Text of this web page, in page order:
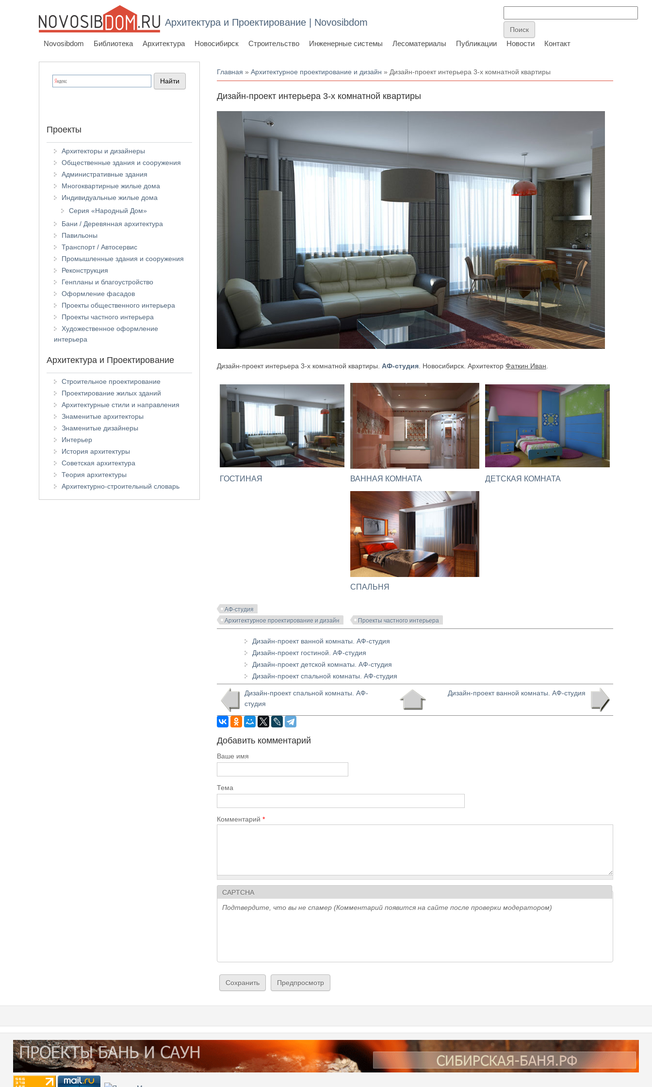
Архитектура и Проектирование | Novosibdom
Novosibdom Библиотека Архитектура Новосибирск Строительство Инженерные системы Лесоматериалы Публикации Новости Контакт
Вы здесь
Главная »Архитектурное проектирование и дизайн » Дизайн-проект интерьера 3-х комнатной квартиры
Дизайн-проект интерьера 3-х комнатной квартиры
Дизайн-проект интерьера 3-х комнатной квартиры.АФ-студия . Новосибирск. АрхитекторФаткин Иван
ГОСТИНАЯ ВАННАЯ КОМНАТА ДЕТСКАЯ КОМНАТА
СПАЛЬНЯ
АФ-студия
Архитектурное проектирование и дизайн
Проекты частного интерьера
Дизайн-проект ванной комнаты. АФ-студия
Дизайн-проект гостиной. АФ-студия
Дизайн-проект детской комнаты. АФ-студия
Дизайн-проект спальной комнаты. АФ-студия
Дизайн-проект спальной комнаты. АФ-
студия
Дизайн-проект ванной комнаты. АФ-студия
Добавить комментарий
Ваше имя
Тема
Комментарий*
CAPTCHA
Подтвердите, что вы не спамер (Комментарий появится на сайте после проверки модератором)
Проекты
Архитекторы и дизайнеры
Общественные здания и сооружения
Административные здания
Многоквартирные жилые дома
Индивидуальные жилые дома
Серия «Народный Дом»
Бани / Деревянная архитектура
Павильоны
Транспорт / Автосервис
Промышленные здания и сооружения
Реконструкция
Генпланы и благоустройство
Оформление фасадов
Проекты общественного интерьера
Проекты частного интерьера
Художественное оформление
интерьера
Архитектура и Проектирование
Строительное проектирование
Проектирование жилых зданий
Архитектурные стили и направления
Знаменитые архитекторы
Знаменитые дизайнеры
Интерьер
История архитектуры
Советская архитектура
Теория архитектуры
Архитектурно-строительный словарь